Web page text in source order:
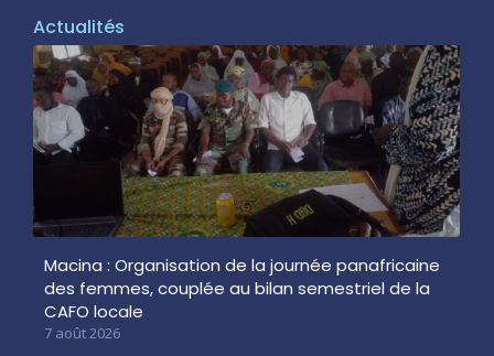
Actualités
Macina : Organisation de la journée panafricaine
des femmes, couplée au bilan semestriel de la
CAFO locale
7 août 2026